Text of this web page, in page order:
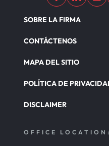
SOBRE LA FIRMA
CONTÁCTENOS
MAPA DEL SITIO
POLÍTICA DE
DISCLAIMER
OFFICE LOCATION: